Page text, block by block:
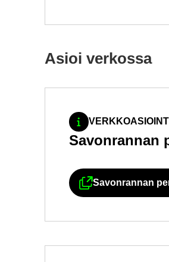
Asioi ver­kos­sa
VERKKOASIOINTI
Sa­von­ran­nan
Sa­von­ran­nan